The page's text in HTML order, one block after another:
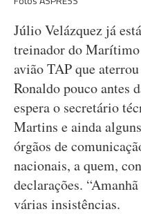
Júlio Velázquez já
treinador do
avião TAP que
Ronaldo pouco antes
espera o secretário
Martins e ainda
órgãos de
nacionais, a quem,
declarações.
várias insistências.